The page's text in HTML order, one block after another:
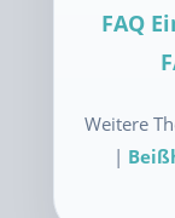
FAQ
Weitere
|